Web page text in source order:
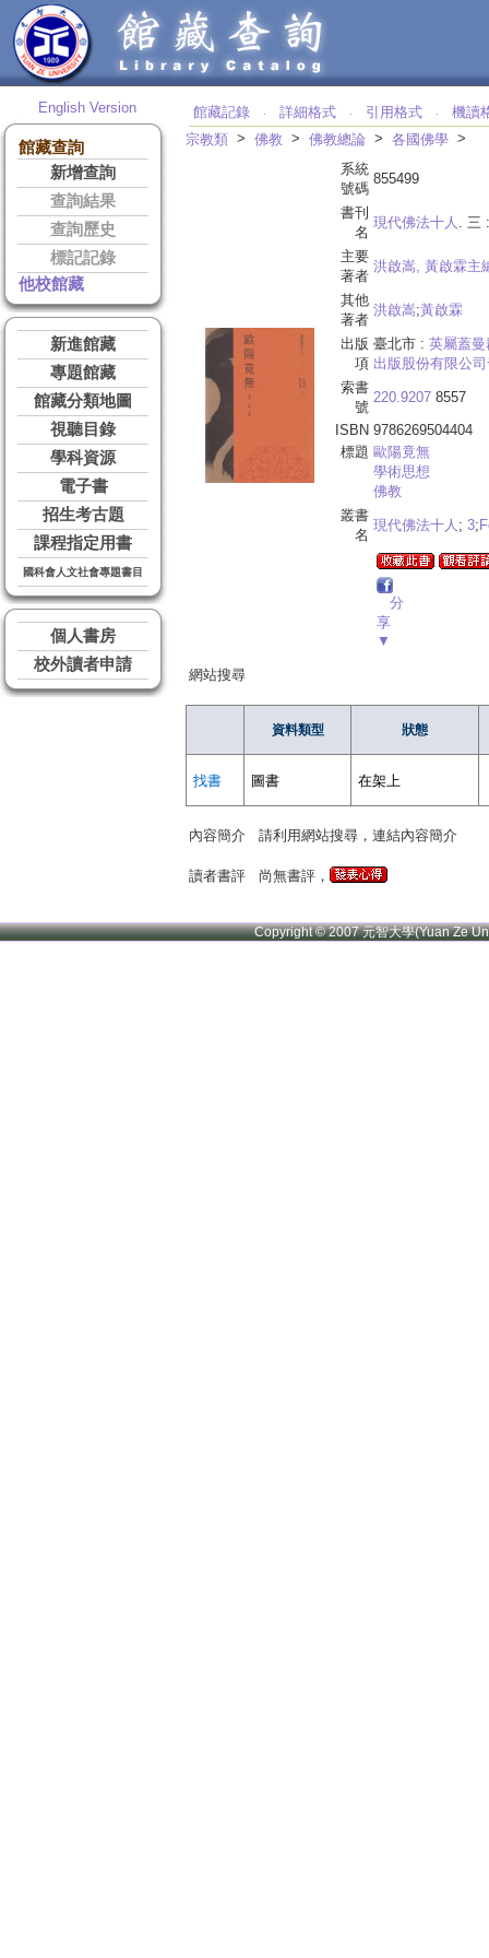
English Version
館藏查詢
新增查詢
查詢結果
查詢歷史
標記記錄
他校館藏
新進館藏
專題館藏
館藏分類地圖
視聽目錄
學科資源
電子書
招生考古題
課程指定用書
國科會人文社會專題書目
個人書房
校外讀者申請
館藏記錄 ‧ 詳細格式 ‧ 引用格式 ‧
機讀
宗教類 > 佛教 > 佛教總論 > 各國佛學 >
系統
號碼
855499
書刊
名
現代佛法十人 . 三
主要
著者
洪啟嵩, 黃啟霖主
其他
著者
洪啟嵩;黃啟霖
出版
項
臺北市 : 英屬蓋
出版股份有限公
索書
號
220.9207 8557
ISBN 9786269504404
標題 歐陽竟無
學術思想
佛教
叢書
名
現代佛法十人 ; 3;
分
享
▼
網站搜尋
資料類型 狀態
找書 圖書 在架上
內容簡介 請利用網站搜尋，連結內容簡介
讀者書評 尚無書評，
Copyright © 2007 元智大學(Yuan Ze